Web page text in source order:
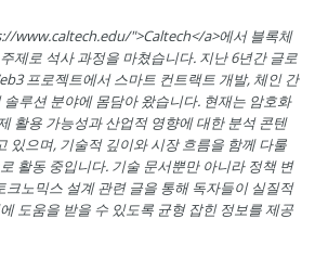
www.caltech.edu/">Caltech</a>에서 블록체
제로 석사 과정을 마쳤습니다. 지난 6년간 글로
프로젝트에서 스마트 컨트랙트 개발, 체인 간
루션 분야에 몸담아 왔습니다. 현재는 암호화
활용 가능성과 산업적 영향에 대한 분석 콘텐
있으며, 기술적 깊이와 시장 흐름을 함께 다룰
활동 중입니다. 기술 문서뿐만 아니라 정책 변
크노믹스 설계 관련 글을 통해 독자들이 실질적
도움을 받을 수 있도록 균형 잡힌 정보를 제공